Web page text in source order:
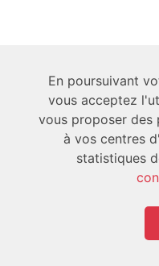
En poursuivant
vous acceptez
vous proposer des
à vos centres
statistiques